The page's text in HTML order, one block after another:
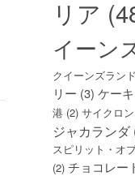
リア
イーン
クイーンズラン
リー (3) ケーキ
港 (2) サイクロン
ジャカランダ
スピリット・オ
(2) チョコレー